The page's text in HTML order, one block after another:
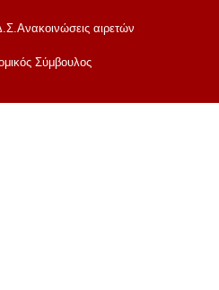
Ανακοινώσεις αιρετών
Σύμβουλος